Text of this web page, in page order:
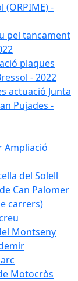
(ORPIME) -
pel tancament
plaques
- 2022
actuació Junta
Pujades -
Ampliació
del Solell
Can Palomer
carrers)
Montseny
Motocròs